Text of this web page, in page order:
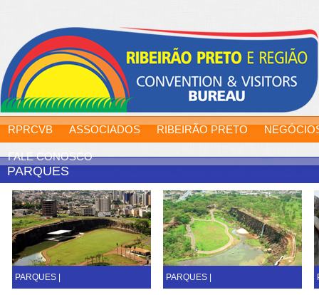
RPRCVB ASSOCIADOS RIBEIRÃO PRETO
FALE CONOSCO
PARQUES
PARQUES | PARQUES |